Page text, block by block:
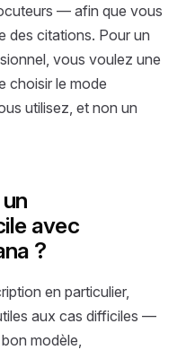
— afin que vous
des citations. Pour un
vous voulez une
choisir le mode
utilisez, et non un
avec
?
en particulier,
aux cas difficiles —
modèle,